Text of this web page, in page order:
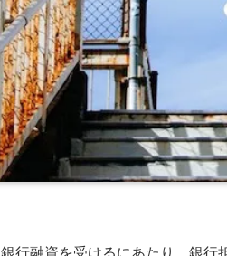
銀行融資を受けるにあたり、銀行